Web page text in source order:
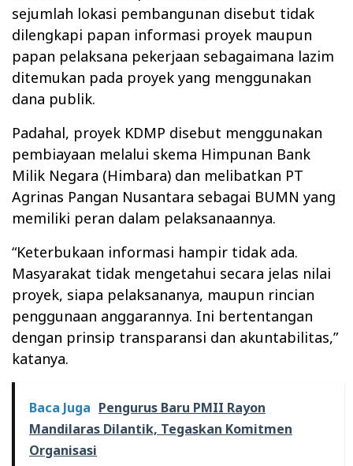
sejumlah lokasi pembangunan disebut tidak
dilengkapi papan informasi proyek maupun
papan pelaksana pekerjaan sebagaimana lazim
ditemukan pada proyek yang menggunakan
dana publik.
Padahal, proyek KDMP disebut menggunakan
pembiayaan melalui skema Himpunan Bank
Milik Negara (Himbara) dan melibatkan PT
Agrinas Pangan Nusantara sebagai BUMN yang
memiliki peran dalam pelaksanaannya.
“Keterbukaan informasi hampir tidak ada.
Masyarakat tidak mengetahui secara jelas nilai
proyek, siapa pelaksananya, maupun rincian
penggunaan anggarannya. Ini bertentangan
dengan prinsip transparansi dan akuntabilitas,”
katanya.
Baca Juga Pengurus Baru PMII Rayon
Mandilaras Dilantik, Tegaskan Komitmen
Organisasi